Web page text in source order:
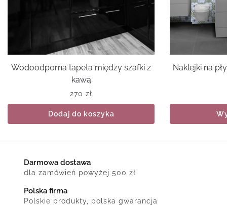
Wodoodporna tapeta między szafki z
kawą
270 zł
Dodaj do koszyka
Naklejki na
Darmowa dostawa
dla zamówień powyżej 500 zł
Polska firma
Polskie produkty, polska gwarancja